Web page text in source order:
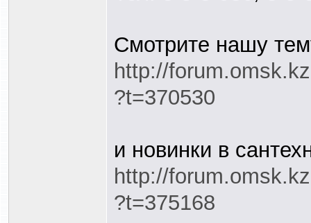
Смотрите нашу
http://
?t=370530
и новинки в
http://
?t=375168